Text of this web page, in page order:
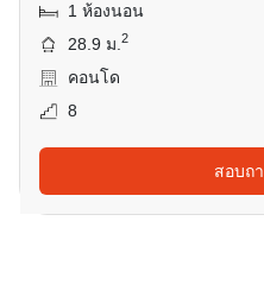
1 ห้องนอน
28.9 ม.2
คอนโด
8
สอบถ